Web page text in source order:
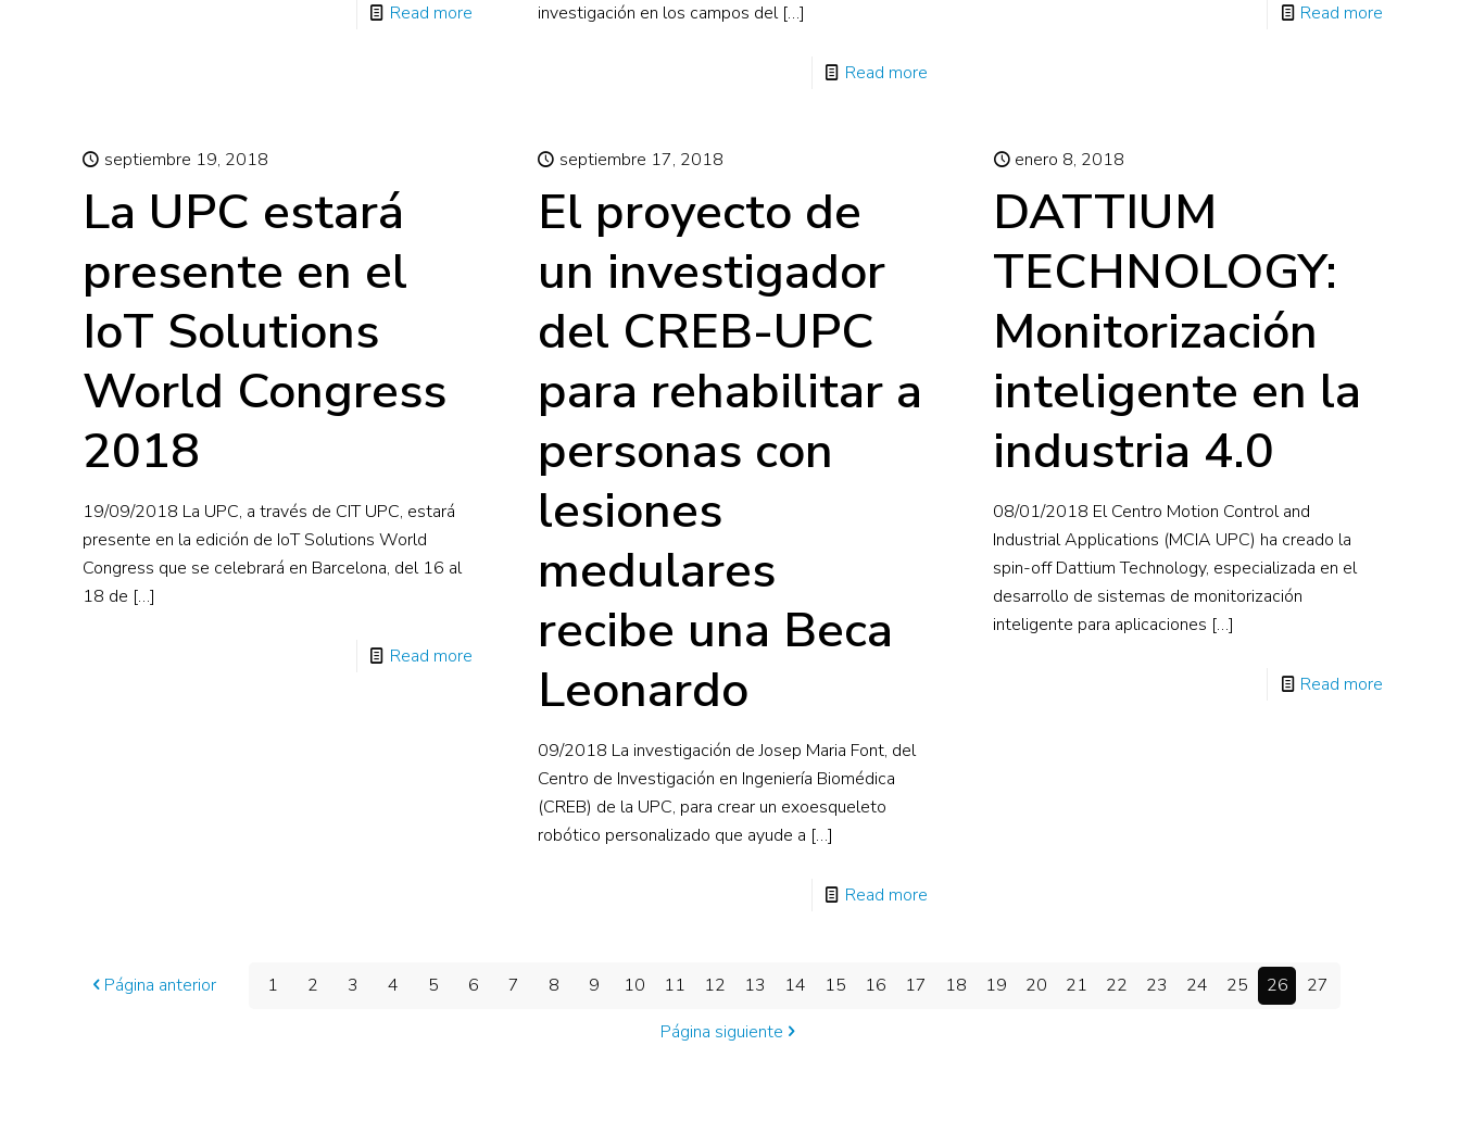
Read more
investigación en los campos del[…]
Read more
Read more
septiembre 19, 2018
La UPC estará
presente en el
IoT Solutions
World Congress
2018
19/09/2018 La UPC, a través de CIT UPC, estará
presente en la edición de IoT Solutions World
Congress que se celebrará en Barcelona, del 16 al
18 de […]
Read more
septiembre 17, 2018
El proyecto de
un investigador
del CREB-UPC
para rehabilitar a
personas con
lesiones
medulares
recibe una Beca
Leonardo
09/2018 La investigación de Josep Maria Font, del
Centro de Investigación en Ingeniería Biomédica
(CREB) de la UPC, para crear un exoesqueleto
robótico personalizado que ayude a […]
Read more
enero 8, 2018
DATTIUM
TECHNOLOGY:
Monitorización
inteligente en la
industria 4.0
08/01/2018 El Centro Motion Control and
Industrial Applications (MCIA UPC) ha creado la
spin-off Dattium Technology, especializada en el
desarrollo de sistemas de monitorización
inteligente para aplicaciones […]
Read more
Página anterior 1 2 3 4 5 6 7 8 9 10 11 12 13 14 15 16 17 18 19 20 21 22 23 24 25 26
27
Página siguiente